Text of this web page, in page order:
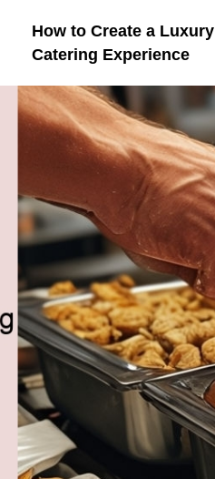
How to Create a Luxury
Catering Experience